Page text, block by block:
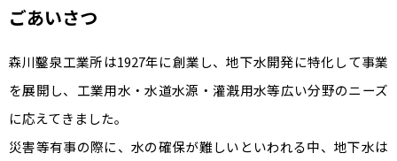
ごあいさつ
森川鑿泉工業所は1927年に創業し、地下水開発に特化して事業
を展開し、工業用水・水道水源・灌漑用水等広い分野のニーズ
に応えてきました。
災害等有事の際に、水の確保が難しいといわれる中、地下水は